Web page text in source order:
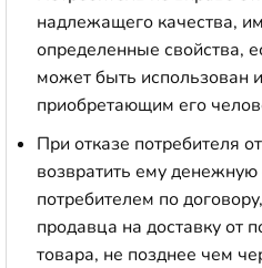
надлежащего качества,
определенные свойства,
может быть использован
приобретающим его
При отказе потребителя
возвратить ему
потребителем по
продавца на доставку от
товара, не позднее чем